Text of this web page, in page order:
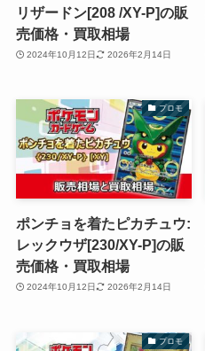
リザードン[208 /XY-P]の販
売価格・買取相場
2024年10月12日 2026年2月14日
プロモ
ポンチョを着たピカチュウ:
レックウザ[230/XY-P]の販
売価格・買取相場
2024年10月12日 2026年2月14日
プロモ